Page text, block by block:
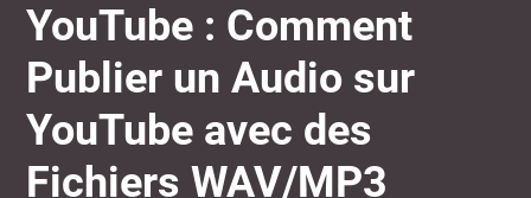
YouTube : Comment
Publier un Audio sur
YouTube avec des
Fichiers WAV/MP3